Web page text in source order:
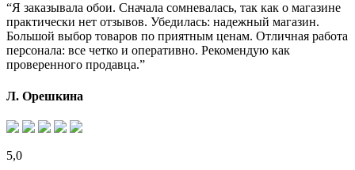
“Я заказывала обои. Сначала сомневалась, так как о магазине
практически нет отзывов. Убедилась: надежный магазин.
Большой выбор товаров по приятным ценам. Отличная работа
персонала: все четко и оперативно. Рекомендую как
проверенного продавца.”
Л. Орешкина
5,0